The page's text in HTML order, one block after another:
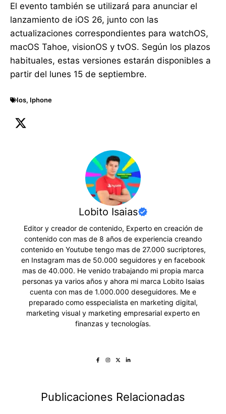
El evento también se utilizará para anunciar el
lanzamiento de iOS 26, junto con las
actualizaciones correspondientes para watchOS,
macOS Tahoe, visionOS y tvOS. Según los plazos
habituales, estas versiones estarán disponibles a
partir del lunes 15 de septiembre.
Ios, Iphone
Lobito Isaias
Editor y creador de contenido, Experto en creación de
contenido con mas de 8 años de experiencia creando
contenido en Youtube tengo mas de 27.000 sucriptores,
en Instagram mas de 50.000 seguidores y en facebook
mas de 40.000. He venido trabajando mi propia marca
personas ya varios años y ahora mi marca Lobito Isaias
cuenta con mas de 1.000.000 deseguidores. Me e
preparado como esspecialista en marketing digital,
marketing visual y marketing empresarial experto en
finanzas y tecnologías.
Publicaciones Relacionadas